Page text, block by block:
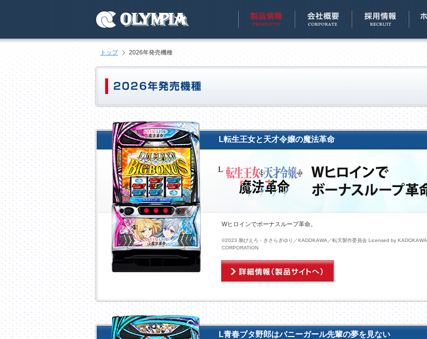
トップ 2026年発売機種
L転生王女と天才令嬢の魔法革命
Wヒロインでボーナスループ革命。
©2023 鴉ぴえろ・きさらぎゆり／KADOKAWA／転天製作委員会 Licensed by KADOKAWA
CORPORATION
L青春ブタ野郎はバニーガール先輩の夢を見ない